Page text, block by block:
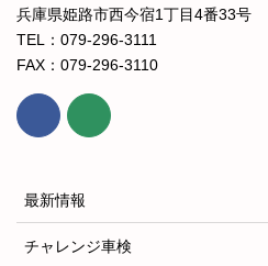
兵庫県姫路市西今宿1丁目4番33号
TEL：079-296-3111
FAX：079-296-3110
最新情報
チャレンジ車検